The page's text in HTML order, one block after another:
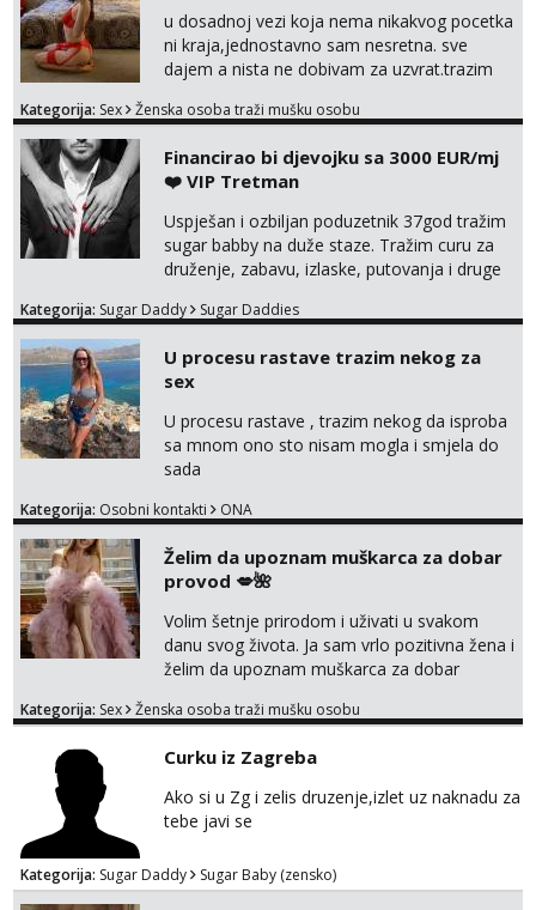
u dosadnoj vezi koja nema nikakvog pocetka
ni kraja,jednostavno sam nesretna. sve
dajem a nista ne dobivam za uzvrat.trazim
trazim puno samo malo njeznosti i
poljupce po tijelu koji me jako
pale,obozavam kad muskarac preuzme
kontrolu . javi se :) Klikni na link ispod i nadji
me tamo, cekam te!
Kategorija: Sex Ženska osoba traži mušku osobu
Financirao bi djevojku sa 3000 EUR/mj
❤️ VIP Tretman
Uspješan i ozbiljan poduzetnik 37god tražim
sugar babby na duže staze. Tražim curu za
druženje, zabavu, izlaske, putovanja i druge
otvorena, komunikativna, zgodna i atraktivna
markodalic37@gmail.com
Kategorija: Sugar Daddy Sugar Daddies
U procesu rastave trazim nekog za
sex
U procesu rastave , trazim nekog da isproba
sa mnom ono sto nisam mogla i smjela do
sada
Kategorija: Osobni kontakti ONA
Želim da upoznam muškarca za dobar
provod 💋🌺
Volim šetnje prirodom i uživati u svakom
danu svog života. Ja sam vrlo pozitivna žena i
želim da upoznam muškarca za dobar
na link ispod i nadji me tamo, cekam te!
Kategorija: Sex Ženska osoba traži mušku osobu
Curku iz Zagreba
Ako si u Zg i zelis druzenje,izlet uz naknadu za
tebe javi se
Kategorija: Sugar Daddy Sugar Baby (zensko)